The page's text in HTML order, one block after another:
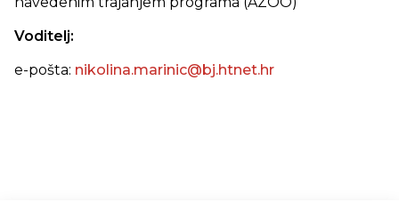
Voditelj:
e-pošta: nikolina.marinic@bj.htnet.hr